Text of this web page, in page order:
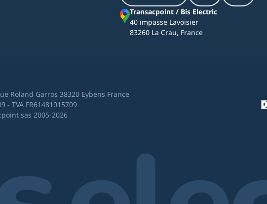
Transacpoint / Bis Electric
40 impasse Lavoisier
83260 La Crau, France
Roland Garros 38320 Eybens France
- TVA FR61481015709
sas 2005-2026